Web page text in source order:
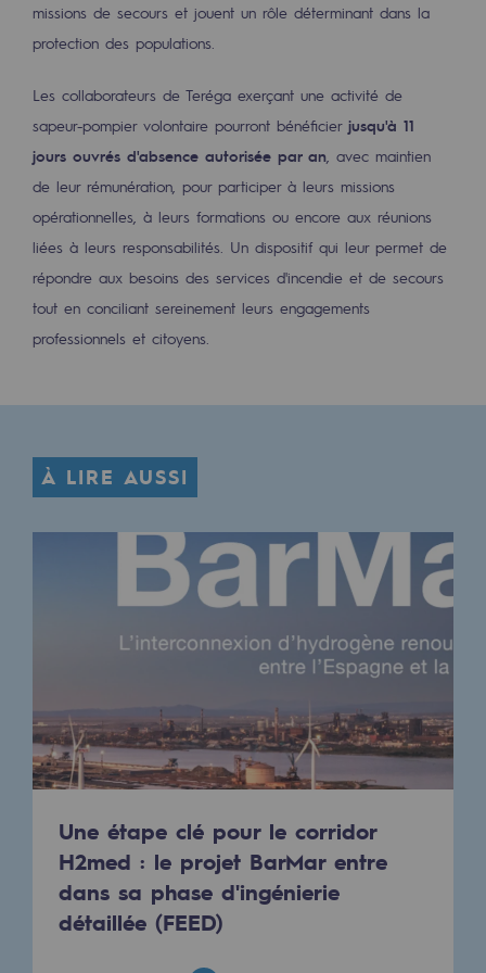
2050 : un monde d’énergies
Objectif Hydrogène
CCUS Objectif Zéro CO2
Objectif Biométhane
Le Labo
Acteur engagé
Acteur engagé
Ambition RSE
BE POSITIF, le programme de
Limitation des émissions atmosphériques
Gestion de l'énergie
Préservation de la biodiversité
Responsabilité sociale et territoriale
Responsabilité sociale et
Energiz Mouv
Energiz Mouv
Le programme social et territorial de
missions de secours et jouent un rôle déterminant dans la
protection des populations.
Les collaborateurs de Teréga exerçant une activité de
sapeur-pompier volontaire pourront bénéficier jusqu'à 11
jours ouvrés d'absence autorisée par an , avec maintien
de leur rémunération, pour participer à leurs missions
opérationnelles, à leurs formations ou encore aux réunions
liées à leurs responsabilités. Un dispositif qui leur permet de
répondre aux besoins des services d'incendie et de secours
tout en conciliant sereinement leurs engagements
professionnels et citoyens.
À LIRE AUSSI
Une étape clé pour le corridor
H2med : le projet BarMar entre
dans sa phase d'ingénierie
détaillée (FEED)